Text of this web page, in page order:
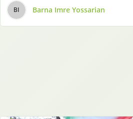
BI Barna Imre Yossarian